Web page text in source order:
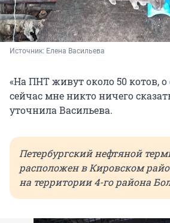
Источник: Елена Васильева
«На ПНТ живут около 50 котов, о
сейчас мне никто ничего
уточнила Васильева.
Петербургский нефтяной
расположен в Кировском
на территории 4-го района